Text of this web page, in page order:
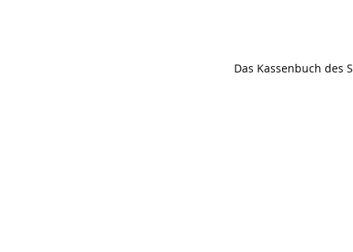
Das Kassenbuch des